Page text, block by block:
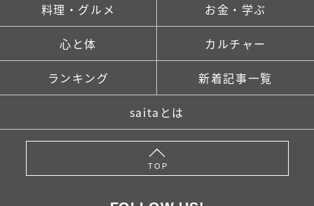
料理・グルメ お金・学ぶ
心と体 カルチャー
ランキング 新着記事一覧
saitaとは
TOP